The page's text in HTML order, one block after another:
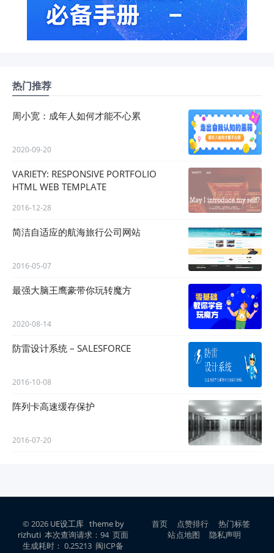
热门推荐
周小宽：成年人如何才能不心累
2020-09-20
VARIETY: RESPONSIVE PORTFOLIO
HTML WEB TEMPLATE
2016-12-28
简洁自适应的航海旅行公司网站
2016-05-07
最强大脑王鹰豪带你玩转魔方
2020-08-14
防雷设计系统 – SALESFORCE
2016-10-08
阵列卡高速缓存保护
2016-07-20
© 2026 UE设工库 theme by
rizhuti 本次查询请求：94 页面
生成耗时： 0.25213 闽ICP备
首页 点赞排行
热门标签
站点地图
隐私声明